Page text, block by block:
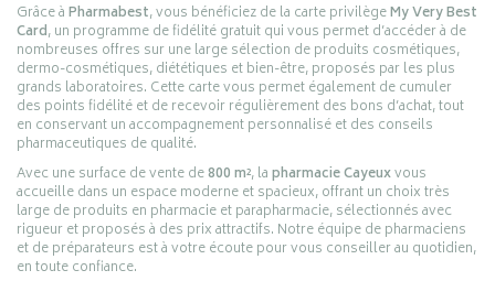
Grâce àPharmabest, vous bénéficiez de la carte privilègeMy Very Best
Card, un programme de fidélité gratuit qui vous permet d’accéder à de
nombreuses offres sur une large sélection de produits cosmétiques,
dermo-cosmétiques, diététiques et bien-être, proposés par les plus
grands laboratoires. Cette carte vous permet également de cumuler
des points fidélité et de recevoir régulièrement des bons d’achat, tout
en conservant un accompagnement personnalisé et des conseils
pharmaceutiques de qualité.
Avec une surface de vente de800 m², lapharmacie Cayeuxvous
accueille dans un espace moderne et spacieux, offrant un choix très
large de produits en pharmacie et parapharmacie, sélectionnés avec
rigueur et proposés à des prix attractifs. Notre équipe de pharmaciens
et de préparateurs est à votre écoute pour vous conseiller au quotidien,
en toute confiance.